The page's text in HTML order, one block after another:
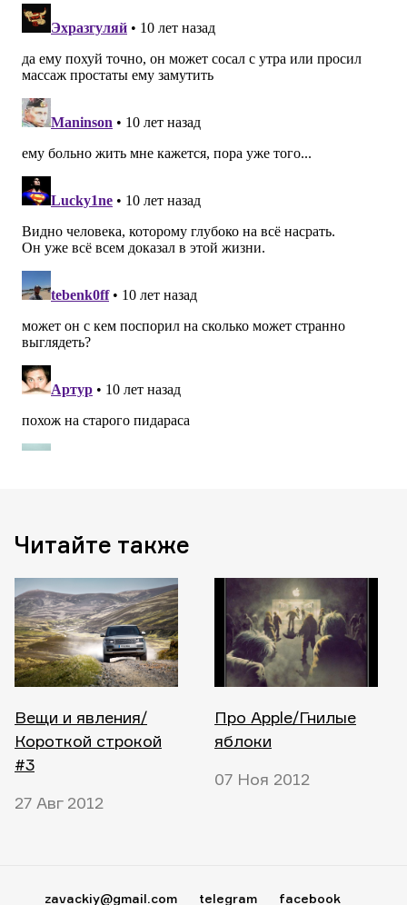
Читайте также
Вещи и явления/
Короткой строкой
#3
27 Авг 2012
Про Apple/Гнилые
яблоки
07 Ноя 2012
zavackiy@gmail.com telegram facebook